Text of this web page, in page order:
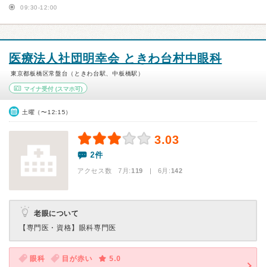
09:30-12:00
医療法人社団明幸会 ときわ台村中眼科
東京都板橋区常盤台（ときわ台駅、中板橋駅）
マイナ受付 (スマホ可)
土曜（〜12:15）
3.03
2件
アクセス数 7月:119 | 6月:142
老眼について
【専門医・資格】 眼科専門医
眼科 目が赤い
5.0